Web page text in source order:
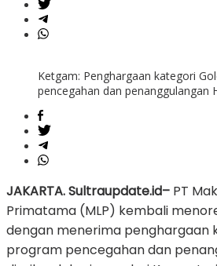
Ketgam: Penghargaan kategori
pencegahan dan penanggulangan
JAKARTA. Sultraupdate.id– PT
Primatama (MLP) kembali
dengan menerima penghargaan
program pencegahan dan